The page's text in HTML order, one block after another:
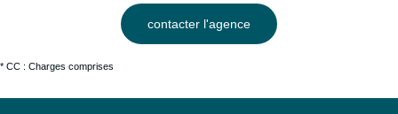
contacter l'agence
* CC : Charges comprises